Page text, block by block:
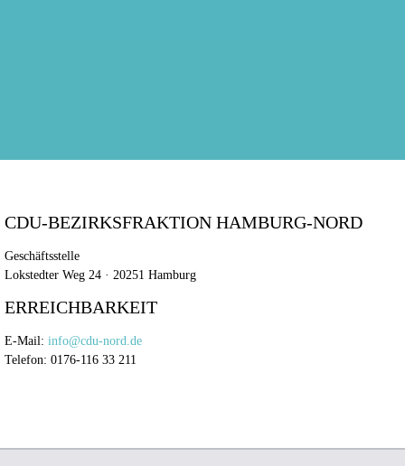
CDU-BEZIRKSFRAKTION HAMBURG-NORD
Geschäftsstelle
Lokstedter Weg 24 · 20251 Hamburg
ERREICHBARKEIT
E-Mail: info@cdu-nord.de
Telefon: 0176-116 33 211